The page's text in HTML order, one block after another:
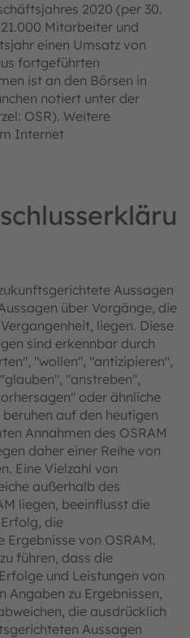
2020 (per 30.
Mitarbeiter und
einen Umsatz von
fortgeführten
ist an den Börsen in
notiert unter der
OSR). Weitere
Internet
Aussagen
über Vorgänge, die
liegen. Diese
sind erkennbar durch
"wollen", "antizipieren",
"anstreben",
oder ähnliche
auf den heutigen
Annahmen des OSRAM
daher einer Reihe von
Eine Vielzahl von
außerhalb des
liegen, beeinflusst die
die
von OSRAM.
führen, dass die
und Leistungen von
Angaben zu Ergebnissen,
die ausdrücklich
Aussagen